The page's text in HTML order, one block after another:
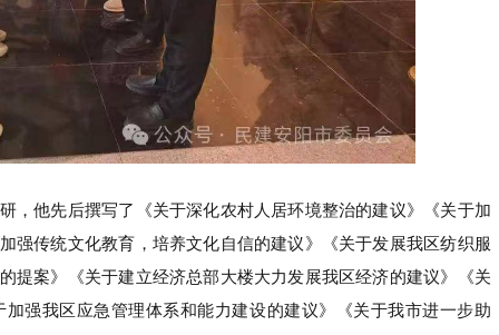
，他先后撰写了《关于深化农村人居环境整治的建议》《关于加
强传统文化教育，培养文化自信的建议》《关于发展我区纺织服
提案》《关于建立经济总部大楼大力发展我区经济的建议》《关
强我区应急管理体系和能力建设的建议》《关于我市进一步助